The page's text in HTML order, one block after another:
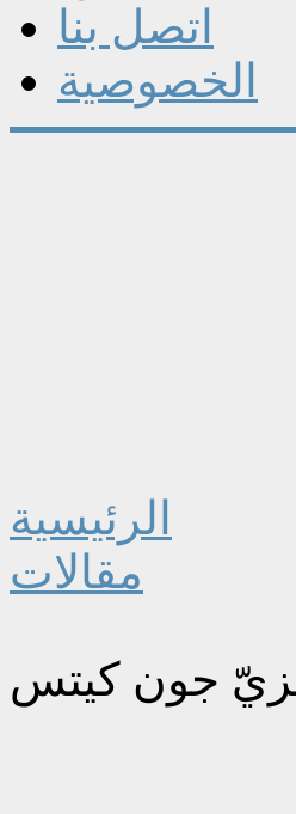
اتصل بنا
الخصوصية
الرئيسية
مقالات
جون كيتس